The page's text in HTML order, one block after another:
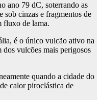
ano 79 dC, soterrando as
sob cinzas e fragmentos de
fluxo de lama.
é o único vulcão ativo na
vulcões mais perigosos
quando a cidade do
calor piroclástica de